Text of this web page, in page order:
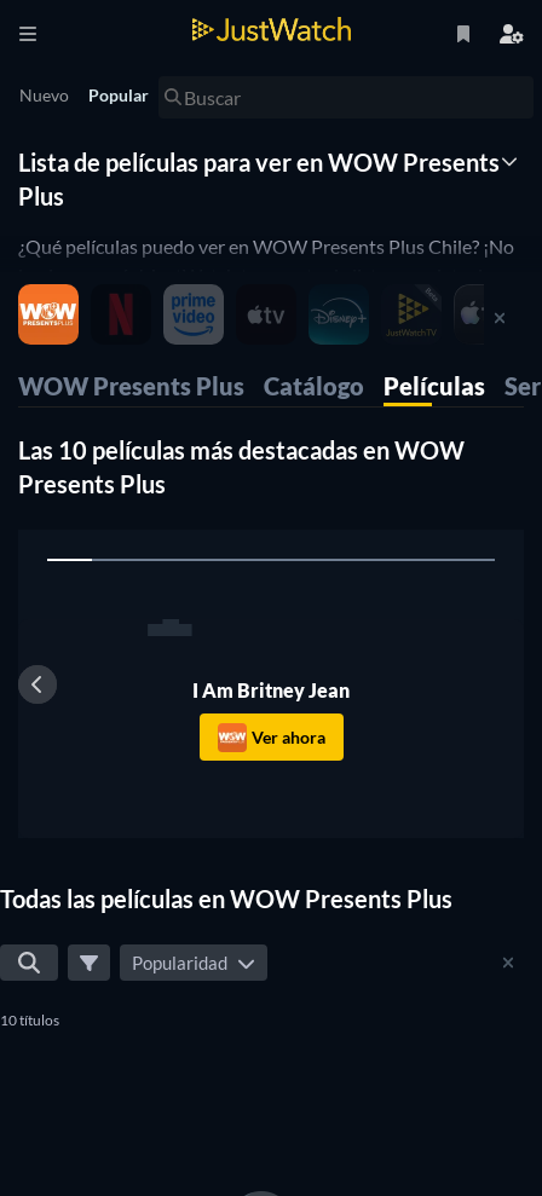
Nuevo Popular
Lista de películas para ver en WOW Presents
Plus
¿Qué películas puedo ver en WOW Presents Plus Chile? ¡No
películas en WOW Presents Plus que puedes ver en línea en
este momento. Organizamos esta lista de películas de WOW
mejores películas para ver. ¿Prefieres ver en WOW Presents
nuestros filtros a continuación para encontrar películas o
series en base a tus preferencias. ¡Sí, es así de simple!.
WOW Presents Plus Catálogo Películas
Las 10 películas más destacadas en WOW
Presents Plus
1
I Am Britney Jean
Ver ahora
Todas las películas en WOW Presents Plus
Popularidad
10 títulos